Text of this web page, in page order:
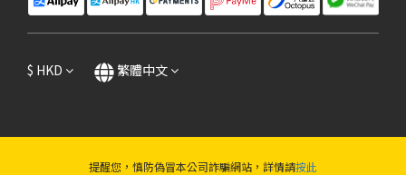
$ HKD 繁體中文
提醒您，慎防偽冒本公司詐騙網站，詳情請按此